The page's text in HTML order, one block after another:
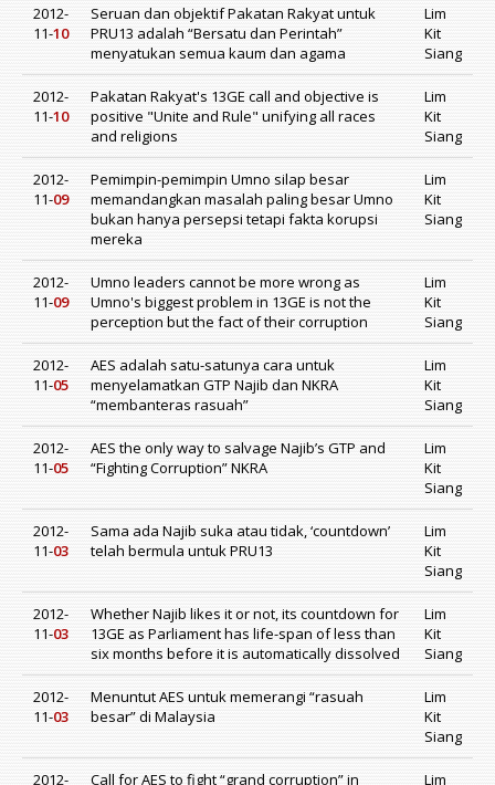
2012-
11-10
Seruan dan objektif Pakatan Rakyat untuk
PRU13 adalah “Bersatu dan Perintah”
menyatukan semua kaum dan agama
Lim
Kit
Siang
2012-
11-10
Pakatan Rakyat's 13GE call and objective is
positive "Unite and Rule" unifying all races
and religions
Lim
Kit
Siang
2012-
11-09
Pemimpin-pemimpin Umno silap besar
memandangkan masalah paling besar Umno
bukan hanya persepsi tetapi fakta korupsi
mereka
Lim
Kit
Siang
2012-
11-09
Umno leaders cannot be more wrong as
Umno's biggest problem in 13GE is not the
perception but the fact of their corruption
Lim
Kit
Siang
2012-
11-05
AES adalah satu-satunya cara untuk
menyelamatkan GTP Najib dan NKRA
“membanteras rasuah”
Lim
Kit
Siang
2012-
11-05
AES the only way to salvage Najib’s GTP and
“Fighting Corruption” NKRA
Lim
Kit
Siang
2012-
11-03
Sama ada Najib suka atau tidak, ‘countdown’
telah bermula untuk PRU13
Lim
Kit
Siang
2012-
11-03
Whether Najib likes it or not, its countdown for
13GE as Parliament has life-span of less than
six months before it is automatically dissolved
Lim
Kit
Siang
2012-
11-03
Menuntut AES untuk memerangi “rasuah
besar” di Malaysia
Lim
Kit
Siang
2012-
Call for AES to fight “grand corruption” in
Lim